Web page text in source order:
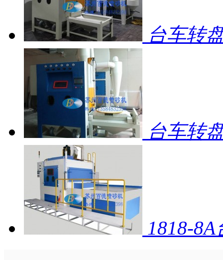
台车转
台车转
1818-